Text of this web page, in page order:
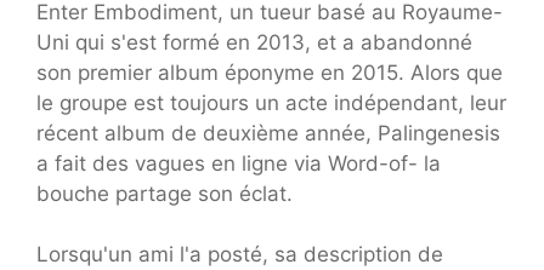
Enter Embodiment, un tueur basé au Royaume-
Uni qui s'est formé en 2013, et a abandonné
son premier album éponyme en 2015. Alors que
le groupe est toujours un acte indépendant, leur
récent album de deuxième année, Palingenesis
a fait des vagues en ligne via Word-of- la
bouche partage son éclat.
Lorsqu'un ami l'a posté, sa description de